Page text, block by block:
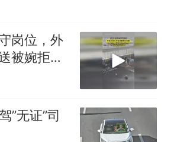
岗位，外
被婉拒致
”无证”司